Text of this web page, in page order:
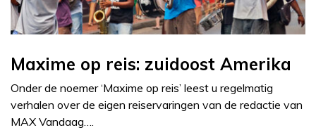
Maxime op reis: zuidoost Amerika
Onder de noemer ‘Maxime op reis’ leest u regelmatig
verhalen over de eigen reiservaringen van de redactie van
MAX Vandaag….